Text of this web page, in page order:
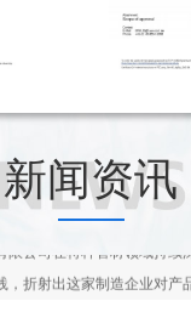
新闻资讯
质一丝不苟的务实态度。公
不锈钢、尿素级不锈钢、
装备、石油炼化、特种金
得达以技术精控铸就高
限公司在特种管材领域深耕
新能力。公司产品涵盖镍
核电装备、海洋工程等领域
、企业研发实践及全流程质
限公司在特种管材领域持续
，折射出这家制造企业对产
制造方面积累了较为丰富的
工艺积累及质量管控等角度
、海洋工程等高端制造领域